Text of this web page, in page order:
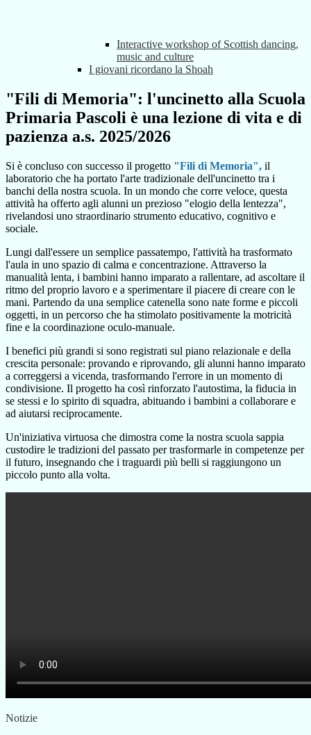
Interactive workshop of Scottish dancing,
music and culture
I giovani ricordano la Shoah
"Fili di Memoria": l'uncinetto alla Scuola
Primaria Pascoli è una lezione di vita e di
pazienza a.s. 2025/2026
Si è concluso con successo il progetto "Fili di Memoria", il
laboratorio che ha portato l'arte tradizionale dell'uncinetto tra i
banchi della nostra scuola. In un mondo che corre veloce, questa
attività ha offerto agli alunni un prezioso "elogio della lentezza",
rivelandosi uno straordinario strumento educativo, cognitivo e
sociale.
Lungi dall'essere un semplice passatempo, l'attività ha trasformato
l'aula in uno spazio di calma e concentrazione. Attraverso la
manualità lenta, i bambini hanno imparato a rallentare, ad ascoltare il
ritmo del proprio lavoro e a sperimentare il piacere di creare con le
mani. Partendo da una semplice catenella sono nate forme e piccoli
oggetti, in un percorso che ha stimolato positivamente la motricità
fine e la coordinazione oculo-manuale.
I benefici più grandi si sono registrati sul piano relazionale e della
crescita personale: provando e riprovando, gli alunni hanno imparato
a correggersi a vicenda, trasformando l'errore in un momento di
condivisione. Il progetto ha così rinforzato l'autostima, la fiducia in
se stessi e lo spirito di squadra, abituando i bambini a collaborare e
ad aiutarsi reciprocamente.
Un'iniziativa virtuosa che dimostra come la nostra scuola sappia
custodire le tradizioni del passato per trasformarle in competenze per
il futuro, insegnando che i traguardi più belli si raggiungono un
piccolo punto alla volta.
Notizie